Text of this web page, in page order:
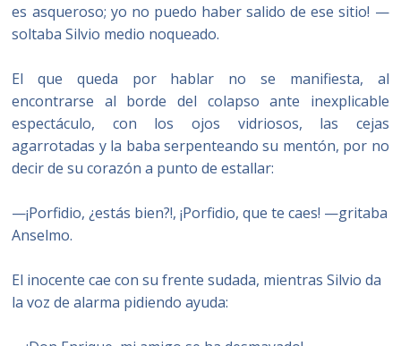
es asqueroso; yo no puedo haber salido de ese sitio! —
soltaba Silvio medio noqueado.
El que queda por hablar no se manifiesta, al
encontrarse al borde del colapso ante inexplicable
espectáculo, con los ojos vidriosos, las cejas
agarrotadas y la baba serpenteando su mentón, por no
decir de su corazón a punto de estallar:
—¡Porfidio, ¿estás bien?!, ¡Porfidio, que te caes! —gritaba
Anselmo.
El inocente cae con su frente sudada, mientras Silvio da
la voz de alarma pidiendo ayuda: